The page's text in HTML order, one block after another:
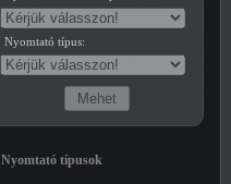
Nyomtató típus:
Nyomtató típusok